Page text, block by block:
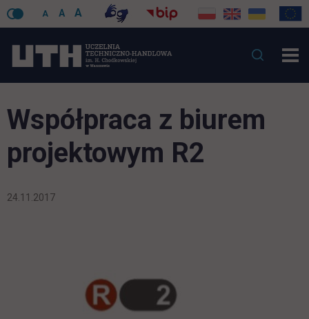
A A A
Współpraca z biurem
projektowym R2
24.11.2017